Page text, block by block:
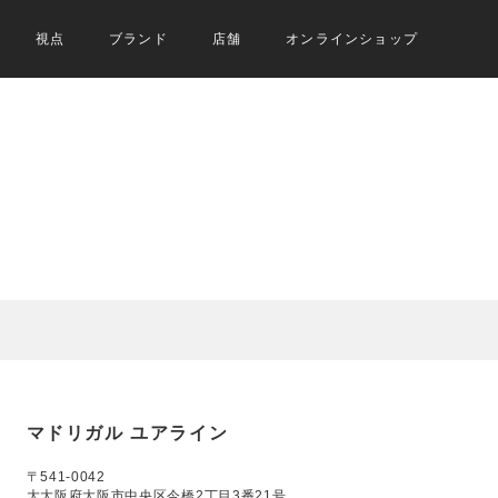
視点 ブランド 店舗 オンラインショップ
マドリガル ユアライン
〒541-0042